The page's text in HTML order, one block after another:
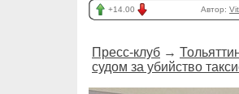
+14.00 Автор:
Пресс-клуб →
судом за убийство